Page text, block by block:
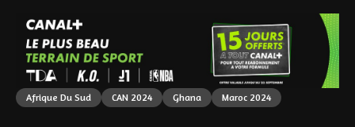
Afrique Du Sud CAN 2024 Ghana Maroc 2024